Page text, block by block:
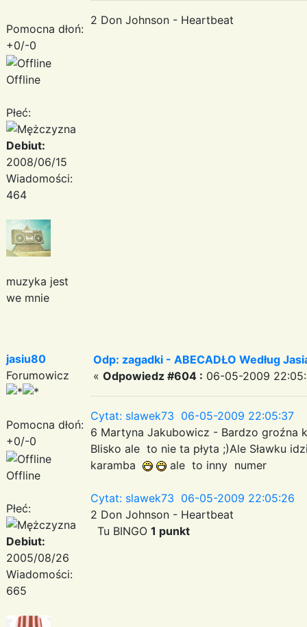
Pomocna dłoń:
+0/-0
Offline
Płeć:
Debiut:
2008/06/15
Wiadomości:
464
muzyka jest
we mnie
2 Don Johnson - Heartbeat
jasiu80
Forumowicz
Pomocna dłoń:
+0/-0
Offline
Płeć:
Debiut:
2005/08/26
Wiadomości:
665
Odp: zagadki - ABECADŁO Według
« Odpowiedz #604 : 06-05-2009
Cytat: slawek73 06-05-2009 22:05:37
6 Martyna Jakubowicz - Bardzo groźna
Blisko ale to nie ta płyta ;)Ale Sławku
karamba
ale to inny numer
Cytat: slawek73 06-05-2009 22:05:26
2 Don Johnson - Heartbeat
Tu BINGO 1 punkt